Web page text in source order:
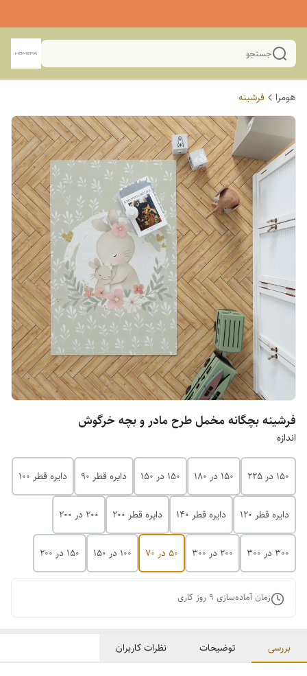
جستجو
هومرا فرشینه
فرشینه بچگانه مخمل طرح مادر و بچه خرگوش
اندازه
150 در 225 150 در 180 150 در 150 دایره قطر 90 دایره قطر 100
دایره قطر 120 دایره قطر 140 دایره قطر 200 200 در 200
300 در 300 200 در 300 50 در 70 100 در 150 150 در 200
زمان آماده‌سازی 9 روز کاری
بررسی توضیحات نظرات کاربران